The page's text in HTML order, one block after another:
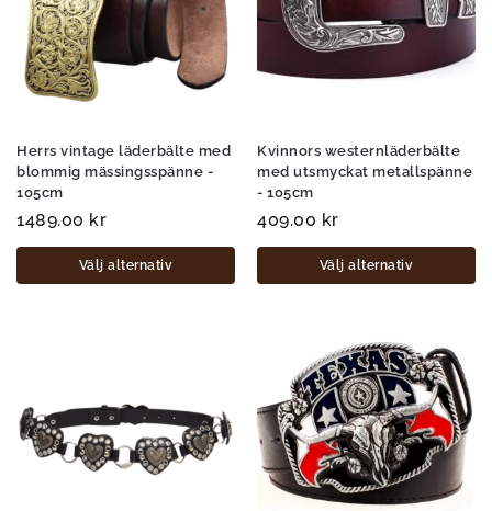
Herrs vintage läderbälte med
blommig mässingsspänne -
105cm
1489.00 kr
Välj alternativ
Kvinnors westernläderbälte
med utsmyckat metallspänne
- 105cm
409.00 kr
Välj alternativ